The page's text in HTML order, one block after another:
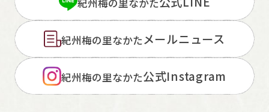
紀州梅の里なかたメールニュース
紀州梅の里なかた公式Instagram